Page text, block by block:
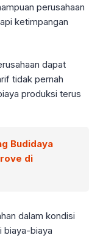
perusahaan
ketimpangan
dapat
tidak pernah
produksi terus
Budidaya
di
dalam kondisi
biaya-biaya